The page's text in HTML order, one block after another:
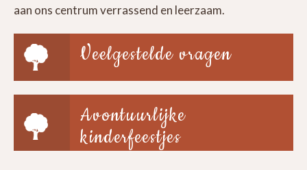
aan ons centrum verrassend en leerzaam.
Veelgestelde vragen
Avontuurlijke
kinderfeestjes